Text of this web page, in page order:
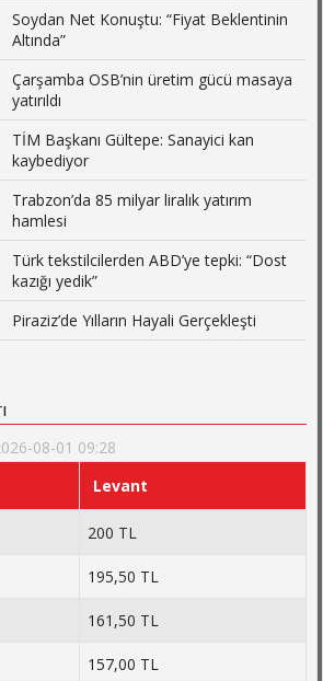
Soydan Net Konuştu: “Fiyat Beklentinin
Altında”
Çarşamba OSB’nin üretim gücü masaya
yatırıldı
TİM Başkanı Gültepe: Sanayici kan
kaybediyor
Trabzon’da 85 milyar liralık yatırım
hamlesi
Türk tekstilcilerden ABD’ye tepki: “Dost
kazığı yedik”
Piraziz’de Yılların Hayali Gerçekleşti
08-01 09:28
Levant
200 TL
195,50 TL
161,50 TL
157,00 TL